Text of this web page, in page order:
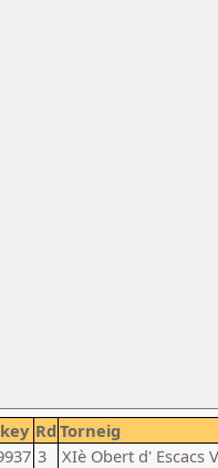
Rd Torneig
3 XIè Obert d' Escacs